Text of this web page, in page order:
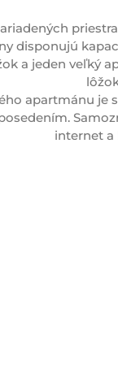
disponujú
a jeden veľký
apartmánu je
internet a